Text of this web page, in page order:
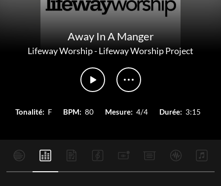
Away In A Manger
Lifeway Worship-Lifeway Worship Project
Tonalité: F BPM: 80 Mesure: 4/4 Durée: 3:15